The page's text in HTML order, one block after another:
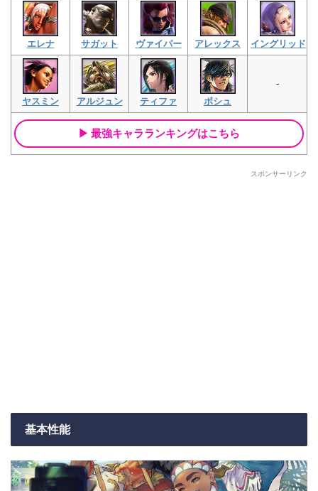
エレナ サガット ヴァイパー アレックス イングリッド
ヤスミン アルジュン ティファ ボシュ
-
最強キャラランキングはこちら
スポンサーリンク
基本性能